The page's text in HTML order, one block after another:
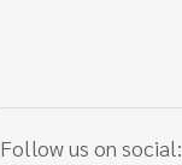
Follow us on social: